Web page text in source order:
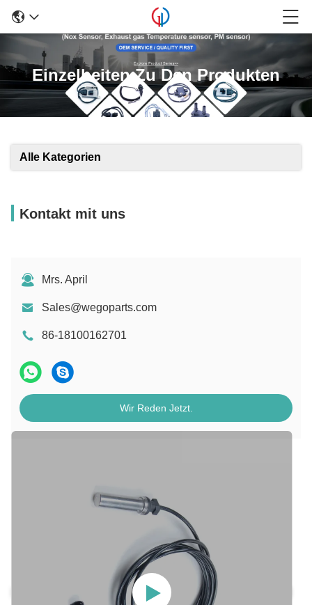
Einzelheiten Zu Den Produkten
Alle Kategorien
Kontakt mit uns
Mrs. April
Sales@wegoparts.com
86-18100162701
Wir Reden Jetzt.